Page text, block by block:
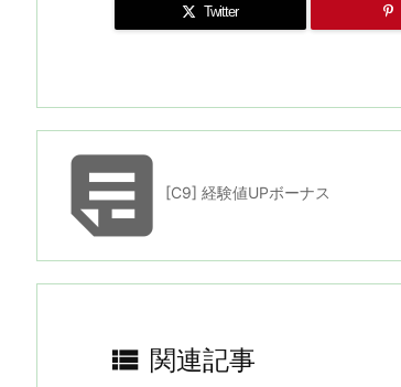
Twitter
[C9] 経験値UPボーナス
 関連記事